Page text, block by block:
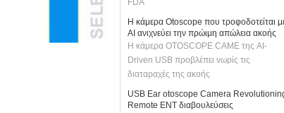
AI ανιχνεύει την πρώιμη απώλεια ακοής
Η κάμερα OTOSCOPE CAME της AI-
Driven USB προβλέπει νωρίς τις
διαταραχές της ακοής
USB Ear otoscope Camera Revolutioning
Remote ENT διαβουλεύσεις
Η κάμερα Otoscope USB ενισχύει την